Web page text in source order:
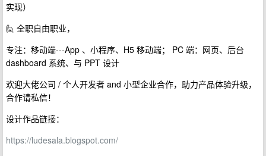
实现）
🙋 全职自由职业，
专注：移动端---App 、小程序、H5 移动端； PC 端：网页、后台
dashboard 系统、与 PPT 设计
欢迎大佬公司 / 个人开发者 and 小型企业合作，助力产品体验升级，
合作请私信！
设计作品链接：
https://ludesala.blogspot.com/